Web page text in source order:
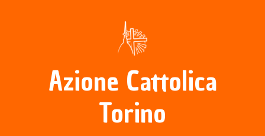
Azione Cattolica
Torino